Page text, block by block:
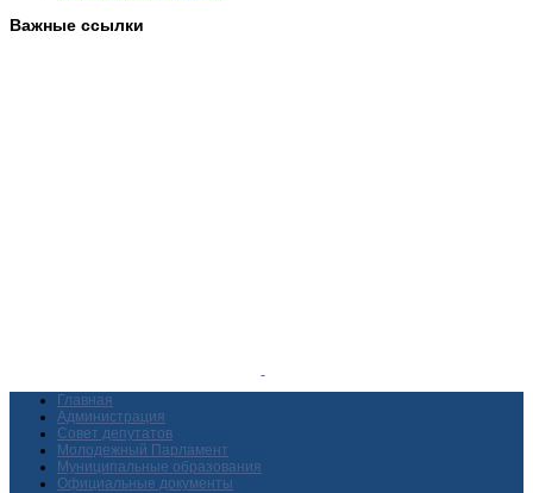
Важные ссылки
Главная
Администрация
Совет депутатов
Молодежный Парламент
Муниципальные образования
Официальные документы